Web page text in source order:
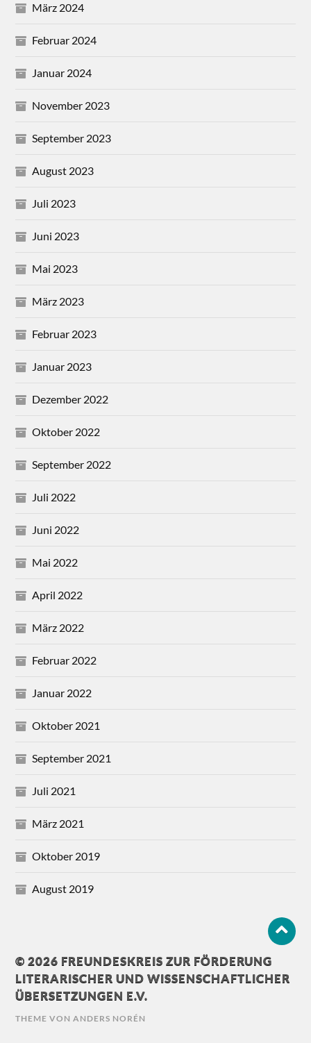
März 2024
Februar 2024
Januar 2024
November 2023
September 2023
August 2023
Juli 2023
Juni 2023
Mai 2023
März 2023
Februar 2023
Januar 2023
Dezember 2022
Oktober 2022
September 2022
Juli 2022
Juni 2022
Mai 2022
April 2022
März 2022
Februar 2022
Januar 2022
Oktober 2021
September 2021
Juli 2021
März 2021
Oktober 2019
August 2019
© 2026 FREUNDESKREIS ZUR FÖRDERUNG
LITERARISCHER UND WISSENSCHAFTLICHER
ÜBERSETZUNGEN E.V.
THEME VONANDERS NORÉN